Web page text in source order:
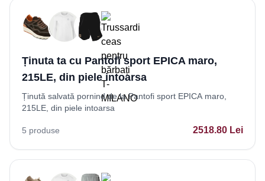
Ținuta ta cu Pantofi sport EPICA maro,
215LE, din piele intoarsa
Ținută salvată pornind de la Pantofi sport EPICA maro,
215LE, din piele intoarsa
5 produse 2518.80 Lei